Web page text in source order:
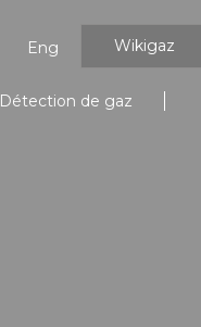
Wikigaz
Eng
Détection de gaz